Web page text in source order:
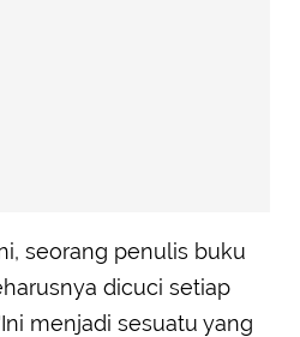
seorang penulis buku
dicuci setiap
menjadi sesuatu yang